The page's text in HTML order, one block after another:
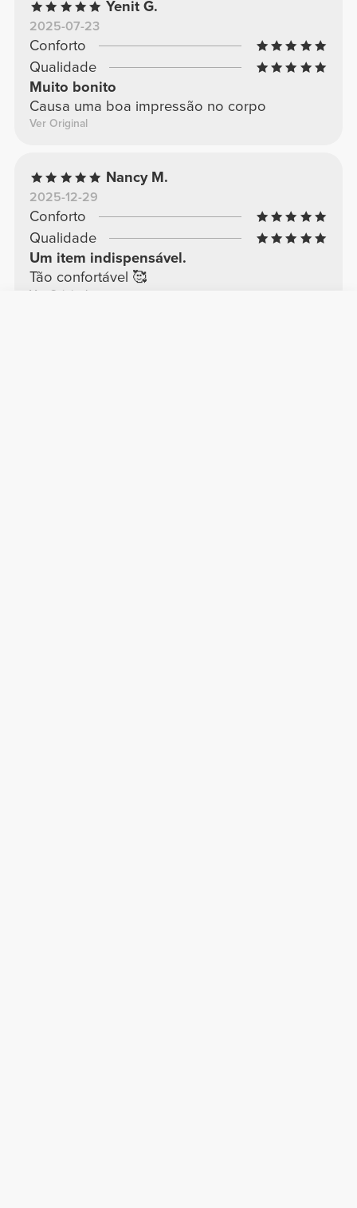
Yenit G.
2025-07-23
Conforto
Qualidade
Muito bonito
Causa uma boa impressão no corpo
Ver Original
Nancy M.
2025-12-29
Conforto
Qualidade
Um item indispensável.
Tão confortável 🥰
Ver Original